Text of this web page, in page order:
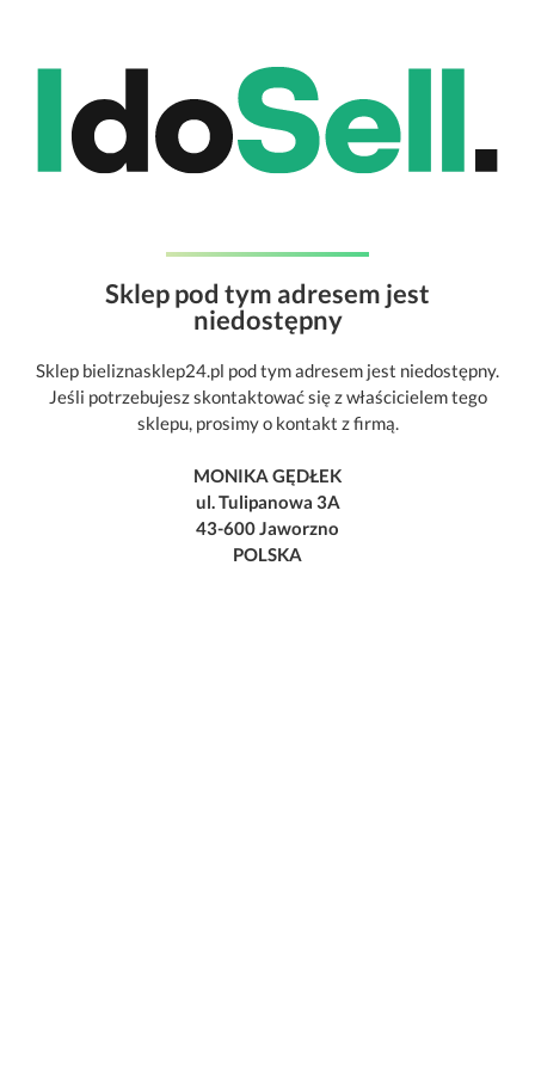
Sklep pod tym adresem jest
niedostępny
Sklep bieliznasklep24.pl pod tym adresem jest niedostępny.
Jeśli potrzebujesz skontaktować się z właścicielem tego
sklepu, prosimy o kontakt z firmą.
MONIKA GĘDŁEK
ul. Tulipanowa 3A
43-600 Jaworzno
POLSKA